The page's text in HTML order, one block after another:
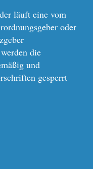
läuft eine vom
oder
die
und
gesperrt